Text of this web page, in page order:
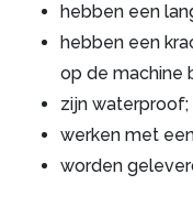
hebben een
hebben een
op de machine
zijn waterproof;
werken met
worden